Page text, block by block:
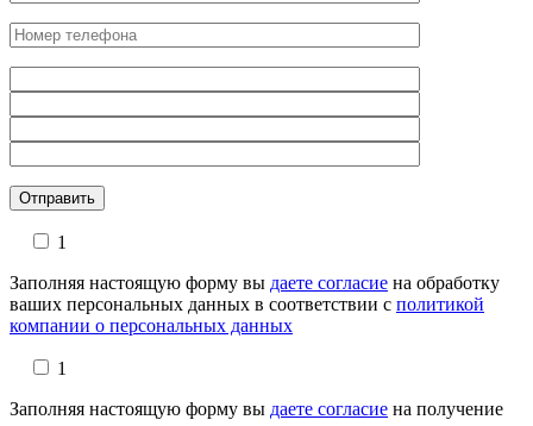
Оставьте это поле пустым.
1
Заполняя настоящую форму вы даете согласие на обработку
ваших персональных данных в соответствии с политикой
компании о персональных данных
1
Заполняя настоящую форму вы даете согласие на получение